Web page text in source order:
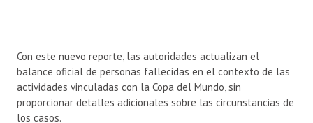
Con este nuevo reporte, las autoridades actualizan el
balance oficial de personas fallecidas en el contexto de las
actividades vinculadas con la Copa del Mundo, sin
proporcionar detalles adicionales sobre las circunstancias de
los casos.